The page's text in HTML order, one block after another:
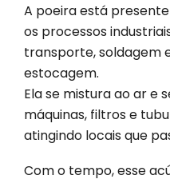
A poeira está
os processos
transporte, soldagem
estocagem.
Ela se mistura ao ar e
máquinas, filtros e
atingindo locais que
Com o tempo, esse